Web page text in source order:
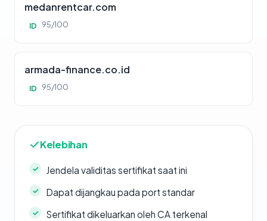
medanrentcar.com
ID 95/100
armada-finance.co.id
ID 95/100
Kelebihan
Jendela validitas sertifikat saat ini
Dapat dijangkau pada port standar
Sertifikat dikeluarkan oleh CA terkenal